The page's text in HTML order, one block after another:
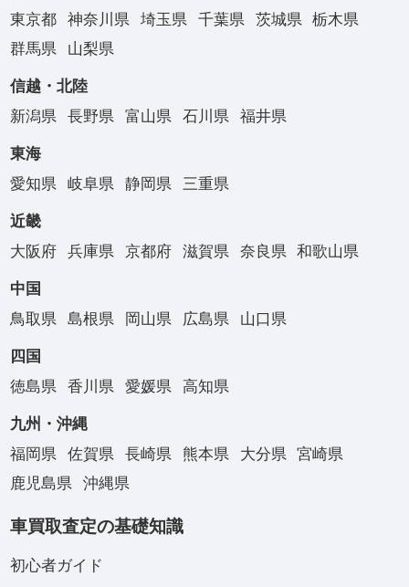
東京都
神奈川県 埼玉県 千葉県 茨城県
栃木県
群馬県
山梨県
信越・北陸
新潟県
長野県 富山県 石川県 福井県
東海
愛知県
岐阜県 静岡県 三重県
近畿
大阪府
兵庫県 京都府 滋賀県 奈良県 和歌山県
中国
鳥取県
島根県 岡山県 広島県 山口県
四国
徳島県
香川県 愛媛県 高知県
九州・沖縄
福岡県
佐賀県 長崎県 熊本県 大分県
宮崎県
鹿児島県
沖縄県
車買取査定の基礎知識
初心者ガイド